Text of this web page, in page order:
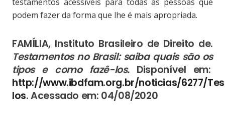
podem fazer da forma que lhe é mais apropriada.
FAMÍLIA, Instituto Brasileiro de Direito de.
Testamentos no Brasil: saiba quais são os
tipos e como fazê-los. Disponível em:
http://www.ibdfam.org.br/noticias/6277/
los. Acessado em: 04/08/2020